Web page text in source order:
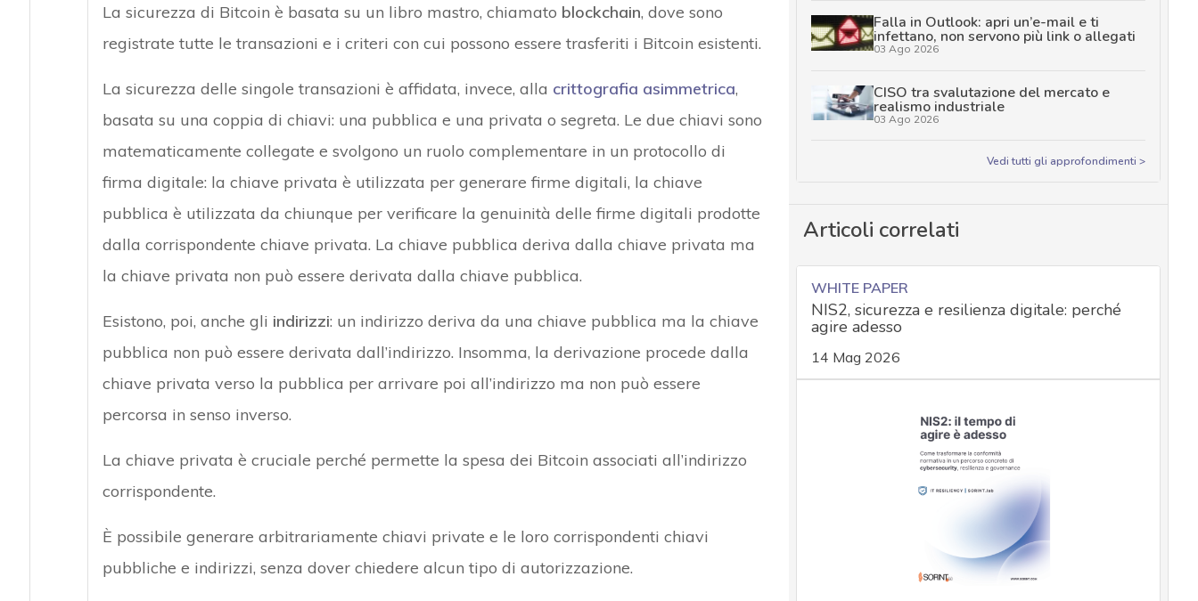
La sicurezza di Bitcoin è basata su un libro mastro, chiamato blockchain, dove sono
registrate tutte le transazioni e i criteri con cui possono essere trasferiti i Bitcoin esistenti.
La sicurezza delle singole transazioni è affidata, invece, alla crittografia asimmetrica,
basata su una coppia di chiavi: una pubblica e una privata o segreta. Le due chiavi sono
matematicamente collegate e svolgono un ruolo complementare in un protocollo di
firma digitale: la chiave privata è utilizzata per generare firme digitali, la chiave
pubblica è utilizzata da chiunque per verificare la genuinità delle firme digitali prodotte
dalla corrispondente chiave privata. La chiave pubblica deriva dalla chiave privata ma
la chiave privata non può essere derivata dalla chiave pubblica.
Esistono, poi, anche gli indirizzi: un indirizzo deriva da una chiave pubblica ma la chiave
pubblica non può essere derivata dall’indirizzo. Insomma, la derivazione procede dalla
chiave privata verso la pubblica per arrivare poi all’indirizzo ma non può essere
percorsa in senso inverso.
La chiave privata è cruciale perché permette la spesa dei Bitcoin associati all’indirizzo
corrispondente.
È possibile generare arbitrariamente chiavi private e le loro corrispondenti chiavi
pubbliche e indirizzi, senza dover chiedere alcun tipo di autorizzazione.
Falla in Outlook: apri un’e-mail e ti
infettano, non servono più link o allegati
03 Ago 2026
CISO tra svalutazione del mercato e
realismo industriale
03 Ago 2026
Vedi tutti gli approfondimenti >
Articoli correlati
WHITE PAPER
NIS2, sicurezza e resilienza digitale: perché
agire adesso
14 Mag 2026